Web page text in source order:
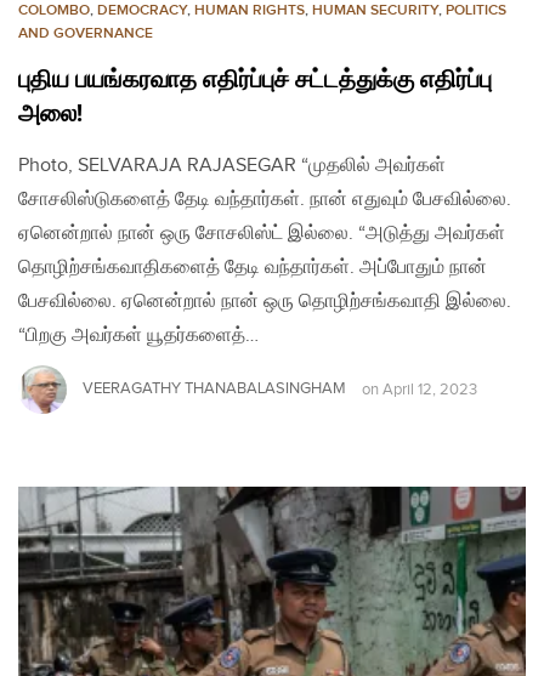
COLOMBO, DEMOCRACY, HUMAN RIGHTS, HUMAN SECURITY, POLITICS
AND GOVERNANCE
புதிய பயங்கரவாத எதிர்ப்புச் சட்டத்துக்கு எதிர்ப்பு
அலை!
Photo, SELVARAJA RAJASEGAR “முதலில் அவர்கள்
சோசலிஸ்டுகளைத் தேடி வந்தார்கள். நான் எதுவும் பேசவில்லை.
ஏனென்றால் நான் ஒரு சோசலிஸ்ட் இல்லை. “அடுத்து அவர்கள்
தொழிற்சங்கவாதிகளைத் தேடி வந்தார்கள். அப்போதும் நான்
பேசவில்லை. ஏனென்றால் நான் ஒரு தொழிற்சங்கவாதி இல்லை.
“பிறகு அவர்கள் யூதர்களைத்…
VEERAGATHY THANABALASINGHAM on April 12, 2023